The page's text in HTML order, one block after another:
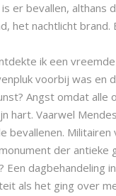
is er bevallen, althans
het nachtlicht
ik een
voorbij was en
Angst omdat alle
hart. Vaarwel
bevallenen.
der antieke
Een dagbehandeling
als het ging over